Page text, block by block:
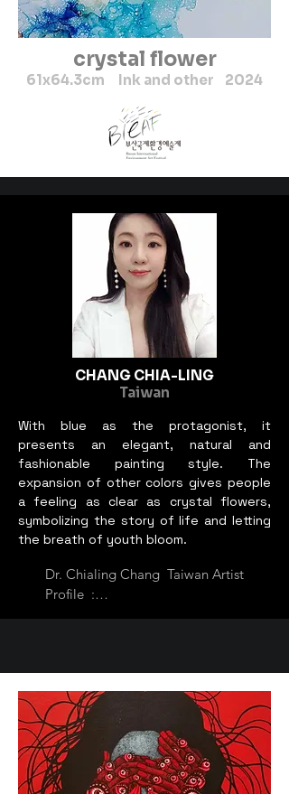
crystal flower
61x64.3cm Ink and other 2024
CHANG CHIA-LING
Taiwan
With blue as the protagonist, it
presents an elegant, natural and
fashionable painting style. The
expansion of other colors gives people
a feeling as clear as crystal flowers,
symbolizing the story of life and letting
the breath of youth bloom.
Dr. Chialing Chang  Taiwan Artist
Profile  :
Assistant Professor and  of the
Beauty and Health Department
of Min-Hwei Junior College   of
Health Care   Management .
Also a rendering artist, educator
and writer. Currently working in